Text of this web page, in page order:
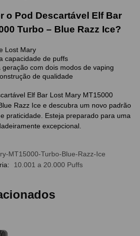
o Pod Descartável Elf Bar
Turbo – Blue Razz Ice?
Lost Mary
capacidade de puffs
geração com dois modos de vaping
de qualidade
Elf Bar Lost Mary MT15000
Razz Ice e descubra um novo padrão
praticidade. Esteja preparado para uma
excepcional.
MT15000-Turbo-Blue-Razz-Ice
10.001 a 20.000 Puffs